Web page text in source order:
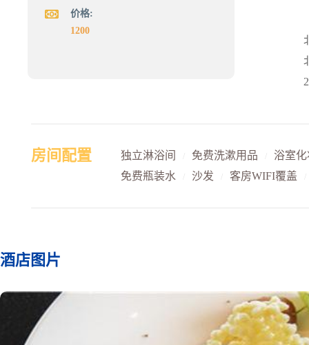
价格:
1200
房间配置 独立淋浴间 免费洗漱用品
浴室
免费瓶装水
沙发 客房WIFI覆盖
酒店图片